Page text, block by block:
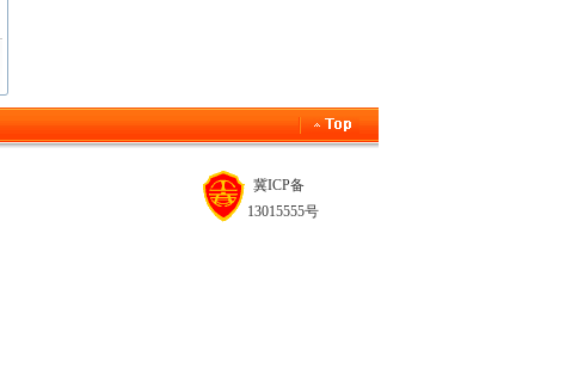
冀ICP备
13015555号